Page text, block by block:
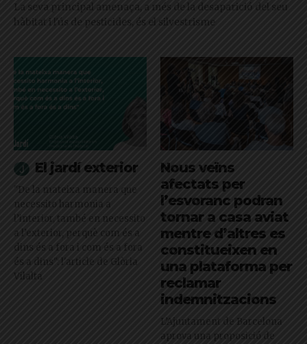
La seva principal amenaça, a més de la desaparició del seu
hàbitat i l'ús de pesticides, és el silvestrisme
El jardí exterior
"De la mateixa manera que
necessito harmonia a
l’interior, també en necessito
a l’exterior, perquè com és a
dins és a fora i com és a fora
és a dins": l'article de Glòria
Vilalta
Nous veïns
afectats per
l’esvoranc podran
tornar a casa aviat
mentre d’altres es
constitueixen en
una plataforma per
reclamar
indemnitzacions
L’Ajuntament de Barcelona
aprova una proposició de